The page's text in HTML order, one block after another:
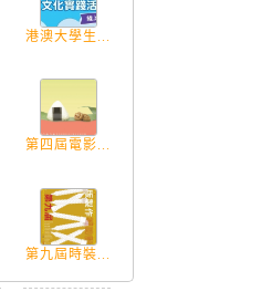
港澳大學生...
第四屆電影...
第九屆時裝...